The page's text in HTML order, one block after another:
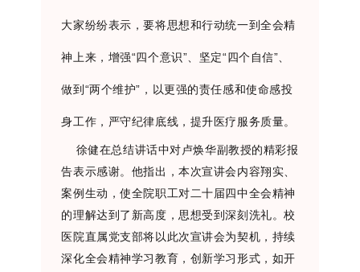
大家纷纷表示，要将思想和行动统一到全会精
神上来，增强“四个意识”、坚定“四个自信”、
做到“两个维护”，以更强的责任感和使命感投
身工作，严守纪律底线，提升医疗服务质量。
徐健在总结讲话中对卢焕华副教授的精彩报
告表示感谢。他指出，本次宣讲会内容翔实、
案例生动，使全院职工对二十届四中全会精神
的理解达到了新高度，思想受到深刻洗礼。校
医院直属党支部将以此次宣讲会为契机，持续
深化全会精神学习教育，创新学习形式，如开